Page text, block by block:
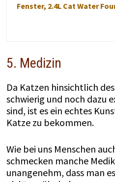
Fenster, 2.4L Cat Water
5. Medizin
Da Katzen hinsichtlich
schwierig und noch dazu
sind, ist es ein echtes
Katze zu bekommen.
Wie bei uns Menschen
schmecken manche
unangenehm, dass man